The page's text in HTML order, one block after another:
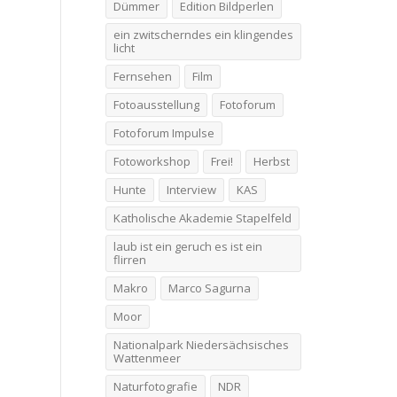
Dümmer
Edition Bildperlen
ein zwitscherndes ein klingendes
licht
Fernsehen
Film
Fotoausstellung
Fotoforum
Fotoforum Impulse
Fotoworkshop
Frei!
Herbst
Hunte
Interview
KAS
Katholische Akademie Stapelfeld
laub ist ein geruch es ist ein
flirren
Makro
Marco Sagurna
Moor
Nationalpark Niedersächsisches
Wattenmeer
Naturfotografie
NDR